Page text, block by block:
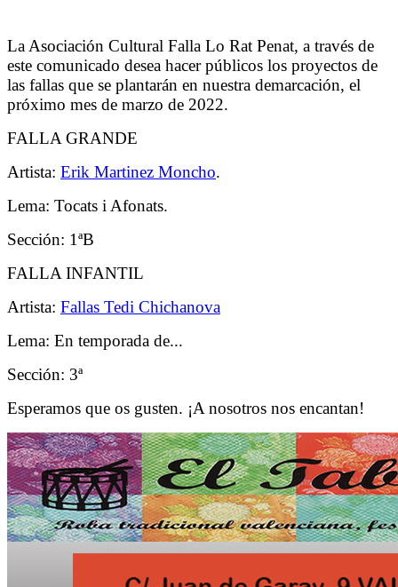
La Asociación Cultural Falla Lo Rat Penat, a través de
este comunicado desea hacer públicos los proyectos de
las fallas que se plantarán en nuestra demarcación, el
próximo mes de marzo de 2022.
FALLA GRANDE
Artista: Erik Martinez Moncho.
Lema: Tocats i Afonats.
Sección: 1ªB
FALLA INFANTIL
Artista: Fallas Tedi Chichanova
Lema: En temporada de...
Sección: 3ª
Esperamos que os gusten. ¡A nosotros nos encantan!